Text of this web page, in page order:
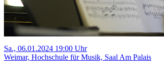
Sa., 06.01.2024 19:00 Uhr
Weimar, Hochschule für Musik, Saal Am Palais